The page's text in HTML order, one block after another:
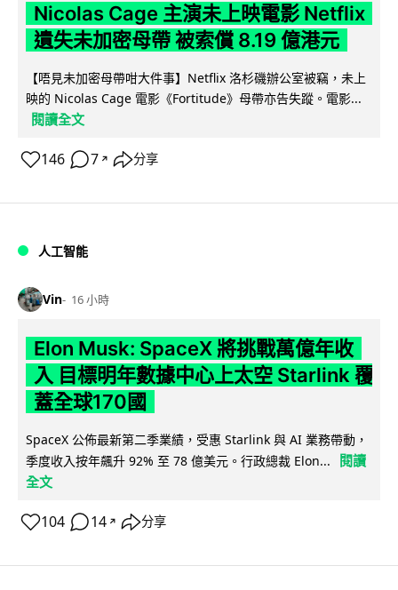
Nicolas Cage 主演未上映電影 Netflix
遺失未加密母帶 被索償 8.19 億港元
【唔見未加密母帶咁大件事】Netflix 洛杉磯辦公室被竊，未上
映的 Nicolas Cage 電影《Fortitude》母帶亦告失蹤。電影...
閱讀全文
146 7 ↗ 分享
人工智能
Vin 16 小時
Elon Musk: SpaceX 將挑戰萬億年收
入 目標明年數據中心上太空 Starlink 覆
蓋全球170國
SpaceX 公佈最新第二季業績，受惠 Starlink 與 AI 業務帶動，
季度收入按年飆升 92% 至 78 億美元。行政總裁 Elon...
閱讀
全文
104 14 ↗ 分享